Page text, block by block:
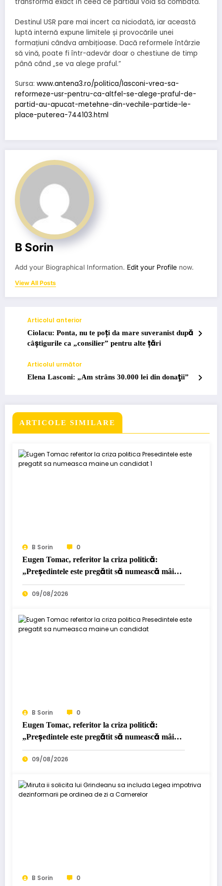
transforma exact în ceea ce partidul voia să combată.
Destinul USR pare mai incert ca niciodată, iar această
luptă internă expune limitele și provocările unei
formațiuni cândva ambițioase. Dacă reformele întârzie
să vină, poate fi într-adevăr doar o chestiune de timp
până când „se va alege praful.”
Sursa: www.antena3.ro/politica/lasconi-vrea-sa-
reformeze-usr-pentru-ca-altfel-se-alege-praful-de-
partid-au-apucat-metehne-din-vechile-partide-le-
place-puterea-744103.html
B Sorin
Add your Biographical Information. Edit your Profile now.
View All Posts
Articolul anterior
Ciolacu: Ponta, nu te poți da mare suveranist după
câștigurile ca „consilier” pentru alte țări
Articolul următor
Elena Lasconi: „Am strâns 30.000 lei din donaţii”
ARTICOLE SIMILARE
B Sorin
0
Eugen Tomac, referitor la criza politică:
„Președintele este pregătit să numească mâine
un candidat”…
09/08/2026
B Sorin
0
Eugen Tomac, referitor la criza politică:
„Președintele este pregătit să numească mâine
un candidat”…
09/08/2026
B Sorin
0